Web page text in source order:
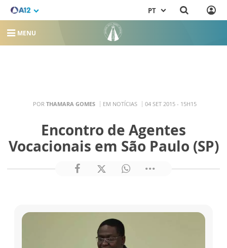
PT
MENU
POR THAMARA GOMES EM NOTÍCIAS 04 SET 2015 - 15H15
Encontro de Agentes
Vocacionais em São Paulo (SP)